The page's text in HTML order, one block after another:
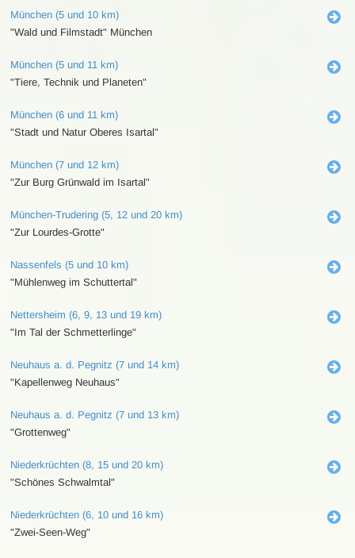
München (5 und 10 km)
"Wald und Filmstadt" München
München (5 und 11 km)
"Tiere, Technik und Planeten"
München (6 und 11 km)
"Stadt und Natur Oberes Isartal"
München (7 und 12 km)
"Zur Burg Grünwald im Isartal"
München-Trudering (5, 12 und 20 km)
"Zur Lourdes-Grotte"
Nassenfels (5 und 10 km)
"Mühlenweg im Schuttertal"
Nettersheim (6, 9, 13 und 19 km)
"Im Tal der Schmetterlinge"
Neuhaus a. d. Pegnitz (7 und 14 km)
"Kapellenweg Neuhaus"
Neuhaus a. d. Pegnitz (7 und 13 km)
"Grottenweg"
Niederkrüchten (8, 15 und 20 km)
"Schönes Schwalmtal"
Niederkrüchten (6, 10 und 16 km)
"Zwei-Seen-Weg"